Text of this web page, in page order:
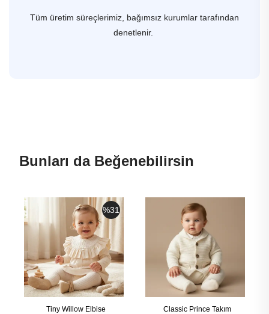
Tüm üretim süreçlerimiz, bağımsız kurumlar tarafından
denetlenir.
Bunları da Beğenebilirsin
%31
Tiny Willow Elbise
Classic Prince Takım